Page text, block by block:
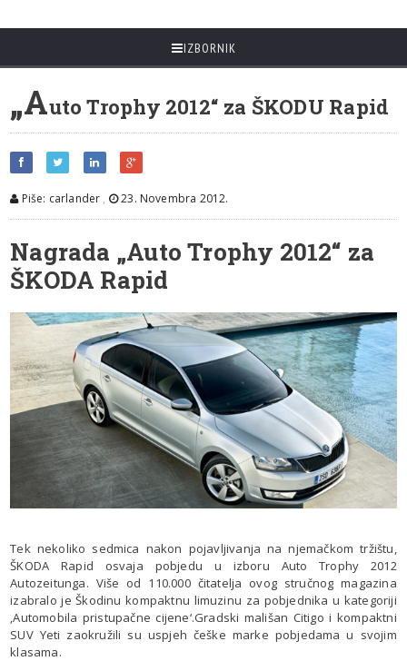
IZBORNIK
„Auto Trophy 2012“ za ŠKODU Rapid
Piše: carlander , 23. Novembra 2012.
Nagrada „Auto Trophy 2012“ za
ŠKODA Rapid
Tek nekoliko sedmica nakon pojavljivanja na njemačkom tržištu,
ŠKODA Rapid osvaja pobjedu u izboru Auto Trophy 2012
Autozeitunga. Više od 110.000 čitatelja ovog stručnog magazina
izabralo je Škodinu kompaktnu limuzinu za pobjednika u kategoriji
‚Automobila pristupačne cijene‘.Gradski mališan Citigo i kompaktni
SUV Yeti zaokružili su uspjeh češke marke pobjedama u svojim
klasama.